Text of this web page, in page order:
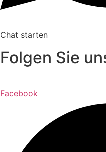
Chat starten
Folgen Sie
Facebook